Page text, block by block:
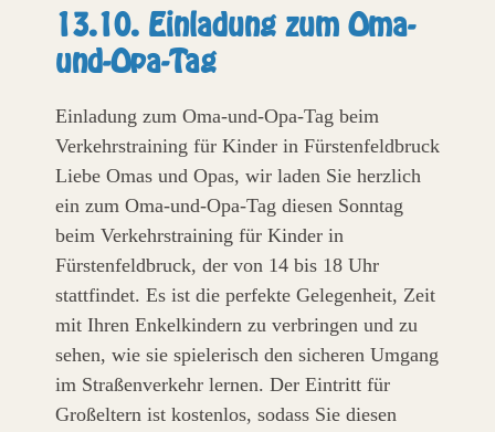
13.10. Einladung zum Oma-
und-Opa-Tag
Einladung zum Oma-und-Opa-Tag beim
Verkehrstraining für Kinder in Fürstenfeldbruck
Liebe Omas und Opas, wir laden Sie herzlich
ein zum Oma-und-Opa-Tag diesen Sonntag
beim Verkehrstraining für Kinder in
Fürstenfeldbruck, der von 14 bis 18 Uhr
stattfindet. Es ist die perfekte Gelegenheit, Zeit
mit Ihren Enkelkindern zu verbringen und zu
sehen, wie sie spielerisch den sicheren Umgang
im Straßenverkehr lernen. Der Eintritt für
Großeltern ist kostenlos, sodass Sie diesen